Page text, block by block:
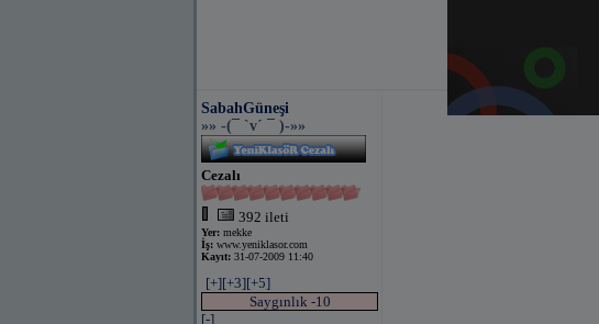
SabahGüneşi
»» -(¯ `v´ ¯ )-»»
Cezalı
392 ileti
Yer: mekke
İş: www.yeniklasor.com
Kayıt: 31-07-2009 11:40
[+][+3][+5]
Saygınlık -10
[-]